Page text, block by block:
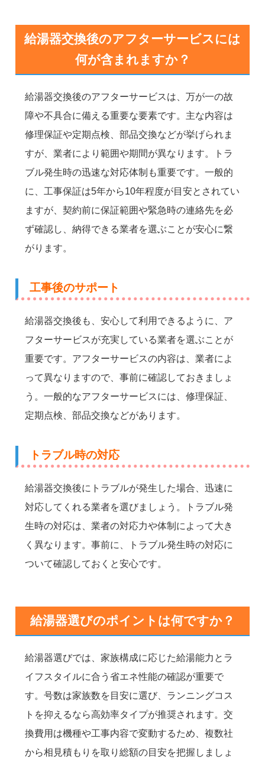
給湯器交換後のアフターサービスには
何が含まれますか？
給湯器交換後のアフターサービスは、万が一の故
障や不具合に備える重要な要素です。主な内容は
修理保証や定期点検、部品交換などが挙げられま
すが、業者により範囲や期間が異なります。トラ
ブル発生時の迅速な対応体制も重要です。一般的
に、工事保証は5年から10年程度が目安とされてい
ますが、契約前に保証範囲や緊急時の連絡先を必
ず確認し、納得できる業者を選ぶことが安心に繋
がります。
工事後のサポート
給湯器交換後も、安心して利用できるように、ア
フターサービスが充実している業者を選ぶことが
重要です。アフターサービスの内容は、業者によ
って異なりますので、事前に確認しておきましょ
う。一般的なアフターサービスには、修理保証、
定期点検、部品交換などがあります。
トラブル時の対応
給湯器交換後にトラブルが発生した場合、迅速に
対応してくれる業者を選びましょう。トラブル発
生時の対応は、業者の対応力や体制によって大き
く異なります。事前に、トラブル発生時の対応に
ついて確認しておくと安心です。
給湯器選びのポイントは何ですか？
給湯器選びでは、家族構成に応じた給湯能力とラ
イフスタイルに合う省エネ性能の確認が重要で
す。号数は家族数を目安に選び、ランニングコス
トを抑えるなら高効率タイプが推奨されます。交
換費用は機種や工事内容で変動するため、複数社
から相見積もりを取り総額の目安を把握しましょ